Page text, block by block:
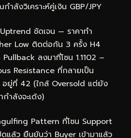
ลังวิเคราะห์คู่เงิน GBP/JPY
ชัดเจน — ราคาทำ
Low ติดต่อกัน 3 ครั้ง H4
ลงมาที่โซน 1.1102 –
Resistance ที่กลายเป็น
อยู่ที่ 42 (ใกล้ Oversold แต่ยัง
ลังจะเด้ง)
Pattern ที่โซน Support
ล้ว ยืนยันว่า Buyer เข้ามาแล้ว